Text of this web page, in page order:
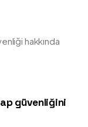
hakkında
güvenliğini